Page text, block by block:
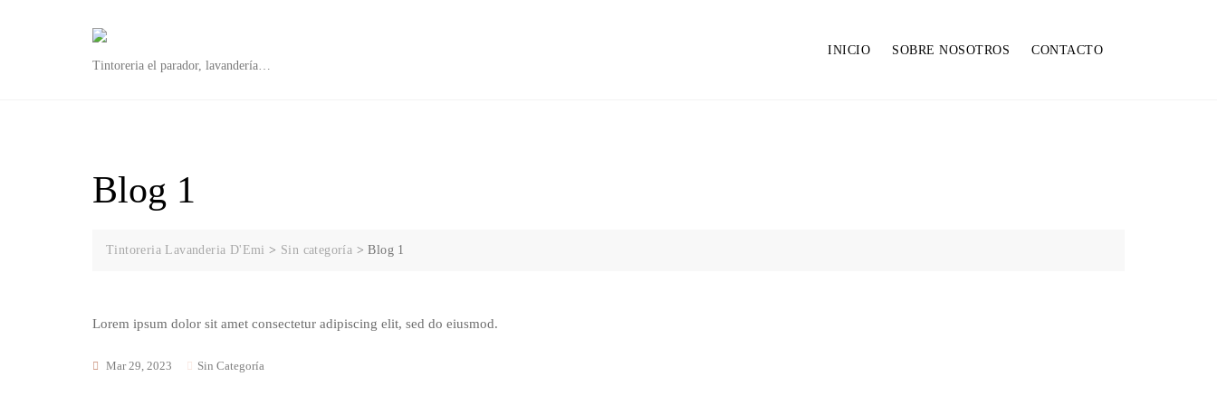
Tintoreria el parador, lavandería…
INICIO SOBRE NOSOTROS CONTACTO
Blog 1
Tintoreria Lavanderia D'Emi > Sin categoría >Blog 1
Lorem ipsum dolor sit amet consectetur adipiscing elit, sed do eiusmod.
Mar 29, 2023 Sin Categoría